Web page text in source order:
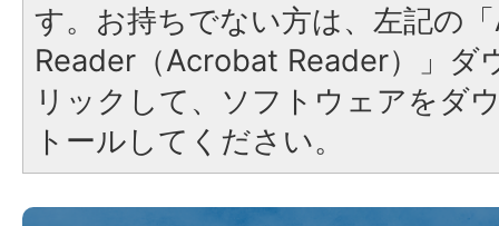
す。お持ちでない方は、左記の
Reader（Acrobat Reader）」ダ
リックして、ソフトウェアをダ
トールしてください。